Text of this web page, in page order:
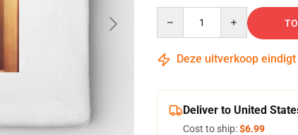
Deze uitverkoop
Deliver to United
Cost to ship:$6.99